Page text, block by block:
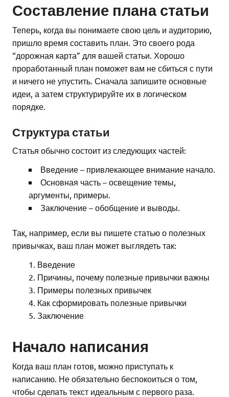
Составление плана статьи
Теперь, когда вы понимаете свою цель и аудиторию,
пришло время составить план. Это своего рода
“дорожная карта” для вашей статьи. Хорошо
проработанный план поможет вам не сбиться с пути
и ничего не упустить. Сначала запишите основные
идеи, а затем структурируйте их в логическом
порядке.
Структура статьи
Статья обычно состоит из следующих частей:
Введение – привлекающее внимание начало.
Основная часть – освещение темы,
аргументы, примеры.
Заключение – обобщение и выводы.
Так, например, если вы пишете статью о полезных
привычках, ваш план может выглядеть так:
Введение
Причины, почему полезные привычки важны
Примеры полезных привычек
Как сформировать полезные привычки
Заключение
Начало написания
Когда ваш план готов, можно приступать к
написанию. Не обязательно беспокоиться о том,
чтобы сделать текст идеальным с первого раза.